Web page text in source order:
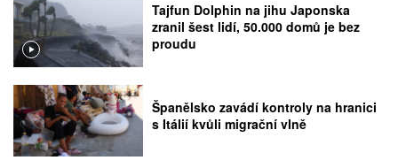
Tajfun Dolphin na jihu Japonska
zranil šest lidí, 50.000 domů je bez
proudu
Španělsko zavádí kontroly na hranici
s Itálií kvůli migrační vlně